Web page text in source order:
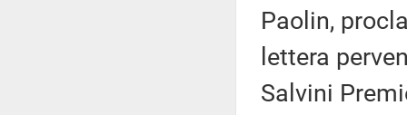
Paolin,
lettera
Salvini